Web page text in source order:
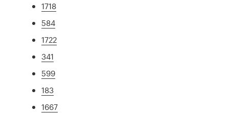
1718
584
1722
341
599
183
1667